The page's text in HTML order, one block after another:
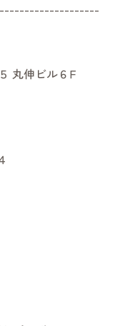
丸伸ビル６F